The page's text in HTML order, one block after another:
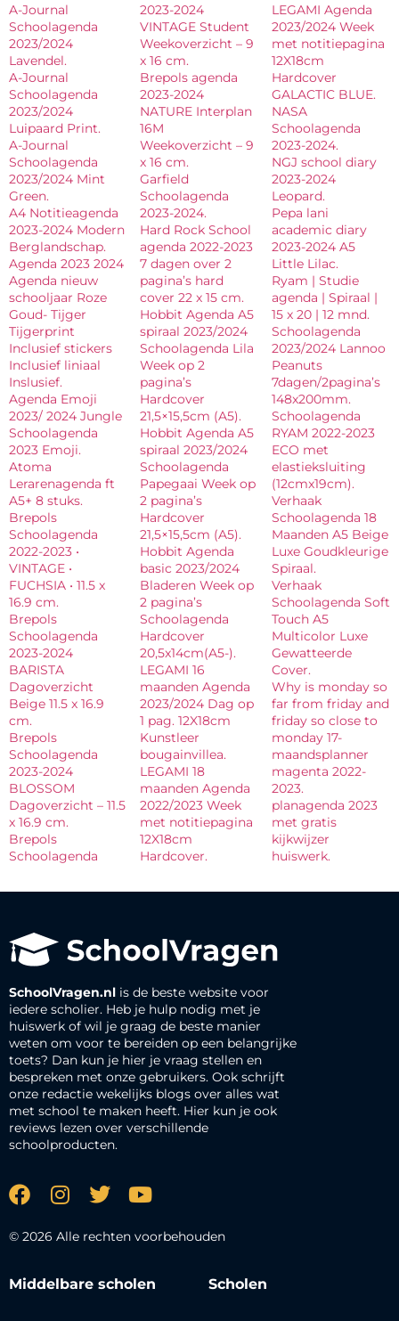
A-Journal
Schoolagenda
2023/2024
Lavendel.
A-Journal
Schoolagenda
2023/2024
Luipaard Print.
A-Journal
Schoolagenda
2023/2024 Mint
Green.
A4 Notitieagenda
2023-2024 Modern
Berglandschap.
Agenda 2023 2024
Agenda nieuw
schooljaar Roze
Goud- Tijger
Tijgerprint
Inclusief stickers
Inclusief liniaal
Inslusief.
Agenda Emoji
2023/ 2024 Jungle
Schoolagenda
2023 Emoji.
Atoma
Lerarenagenda ft
A5+ 8 stuks.
Brepols
Schoolagenda
2022-2023 •
VINTAGE •
FUCHSIA • 11.5 x
16.9 cm.
Brepols
Schoolagenda
2023-2024
BARISTA
Dagoverzicht
Beige 11.5 x 16.9
cm.
Brepols
Schoolagenda
2023-2024
BLOSSOM
Dagoverzicht – 11.5
x 16.9 cm.
Brepols
Schoolagenda
2023-2024
VINTAGE Student
Weekoverzicht – 9
x 16 cm.
Brepols agenda
2023-2024
NATURE Interplan
16M
Weekoverzicht – 9
x 16 cm.
Garfield
Schoolagenda
2023-2024.
Hard Rock School
agenda 2022-2023
7 dagen over 2
pagina’s hard
cover 22 x 15 cm.
Hobbit Agenda A5
spiraal 2023/2024
Schoolagenda Lila
Week op 2
pagina’s
Hardcover
21,5×15,5cm (A5).
Hobbit Agenda A5
spiraal 2023/2024
Schoolagenda
Papegaai Week op
2 pagina’s
Hardcover
21,5×15,5cm (A5).
Hobbit Agenda
basic 2023/2024
Bladeren Week op
2 pagina’s
Schoolagenda
Hardcover
20,5x14cm(A5-).
LEGAMI 16
maanden Agenda
2023/2024 Dag op
1 pag. 12X18cm
Kunstleer
bougainvillea.
LEGAMI 18
maanden Agenda
2022/2023 Week
met notitiepagina
12X18cm
Hardcover.
LEGAMI Agenda
2023/2024 Week
met notitiepagina
12X18cm
Hardcover
GALACTIC BLUE.
NASA
Schoolagenda
2023-2024.
NGJ school diary
2023-2024
Leopard.
Pepa lani
academic diary
2023-2024 A5
Little Lilac.
Ryam | Studie
agenda | Spiraal |
15 x 20 | 12 mnd.
Schoolagenda
2023/2024 Lannoo
Peanuts
7dagen/2pagina’s
148x200mm.
Schoolagenda
RYAM 2022-2023
ECO met
elastieksluiting
(12cmx19cm).
Verhaak
Schoolagenda 18
Maanden A5 Beige
Luxe Goudkleurige
Spiraal.
Verhaak
Schoolagenda Soft
Touch A5
Multicolor Luxe
Gewatteerde
Cover.
Why is monday so
far from friday and
friday so close to
monday 17-
maandsplanner
magenta 2022-
2023.
planagenda 2023
met gratis
kijkwijzer
huiswerk.
SchoolVragen.nl is de beste website voor
iedere scholier. Heb je hulp nodig met je
huiswerk of wil je graag de beste manier
weten om voor te bereiden op een belangrijke
toets? Dan kun je hier je vraag stellen en
bespreken met onze gebruikers. Ook schrijft
onze redactie wekelijks blogs over alles wat
met school te maken heeft. Hier kun je ook
reviews lezen over verschillende
schoolproducten.
© 2026 Alle rechten voorbehouden
Middelbare scholen Scholen